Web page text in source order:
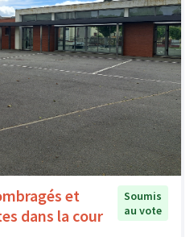
et
dans la cour
Soumis
au vote